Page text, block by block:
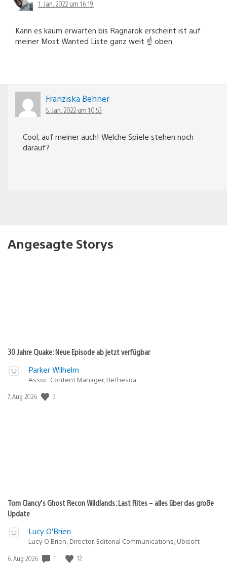
1. Jan. 2022 um 16:19
Kann es kaum erwarten bis Ragnarok erscheint ist auf
meiner Most Wanted Liste ganz weit ☝️ oben
Franziska Behner
5. Jan. 2022 um 10:53
Cool, auf meiner auch! Welche Spiele stehen noch
darauf?
Angesagte Storys
30 Jahre Quake: Neue Episode ab jetzt verfügbar
Parker Wilhelm
Assoc. Content Manager, Bethesda
Veröffentlichungsdatum:
7. Aug 2026 3
Tom Clancy’s Ghost Recon Wildlands: Last Rites – alles über das große
Update
Lucy O’Brien
Lucy O’Brien, Director, Editorial Communications, Ubisoft
Veröffentlichungsdatum:
6. Aug 2026 1 12